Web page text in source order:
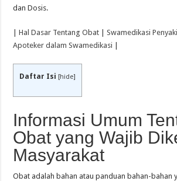
dan Dosis.
|Hal Dasar Tentang Obat |Swamedikasi
Apoteker dalam Swamedikasi |
Daftar Isi [hide]
Informasi Umum
Obat yang Wajib
Masyarakat
Obat adalah bahan atau panduan bahan-bahan